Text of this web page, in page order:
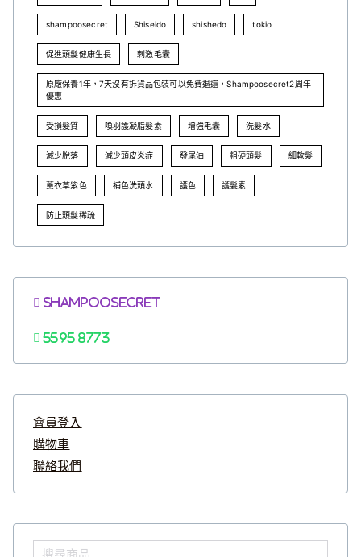
shampoosecret Shiseido shishedo tokio
促進頭髮健康生長 刺激毛囊
原廠保養1年，7天沒有拆貨品包裝可以免費退還，Shampoosecret2周年
優惠
受損髮質 喚羽護凝脂髮素 增強毛囊 洗髮水
減少脫落 減少頭皮炎症 發尾油 粗硬頭髮 細軟髮
薰衣草紫色 補色洗頭水 護色 護髮素
防止頭髮稀疏
Shampoosecret
5595 8773
會員登入
購物車
聯絡我們
搜